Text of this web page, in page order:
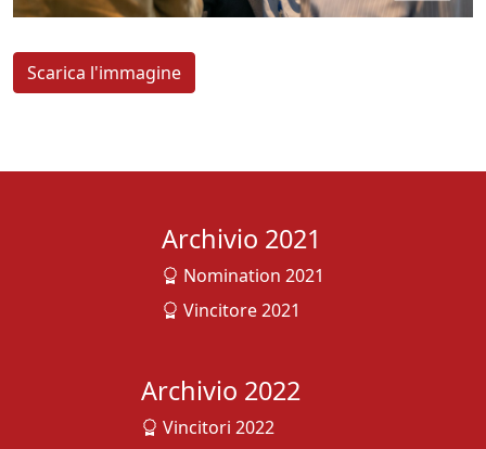
Scarica l'immagine
Archivio 2021
Nomination 2021
Vincitore 2021
Archivio 2022
Vincitori 2022